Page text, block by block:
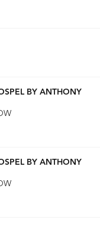
BY ANTHONY
BY ANTHONY